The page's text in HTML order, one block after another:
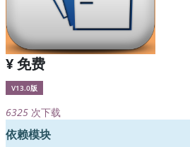
¥ 免费
V13.0版
6325 次下载
依赖模块